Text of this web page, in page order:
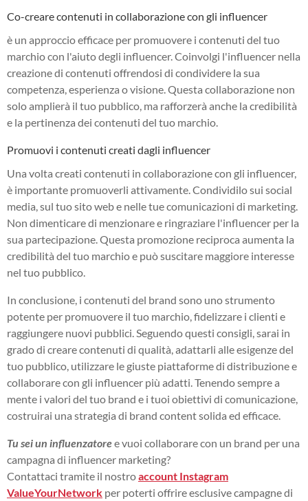
Co-creare contenuti in collaborazione con gli influencer
è un approccio efficace per promuovere i contenuti del tuo
marchio con l'aiuto degli influencer. Coinvolgi l'influencer nella
creazione di contenuti offrendosi di condividere la sua
competenza, esperienza o visione. Questa collaborazione non
solo amplierà il tuo pubblico, ma rafforzerà anche la credibilità
e la pertinenza dei contenuti del tuo marchio.
Promuovi i contenuti creati dagli influencer
Una volta creati contenuti in collaborazione con gli influencer,
è importante promuoverli attivamente. Condividilo sui social
media, sul tuo sito web e nelle tue comunicazioni di marketing.
Non dimenticare di menzionare e ringraziare l'influencer per la
sua partecipazione. Questa promozione reciproca aumenta la
credibilità del tuo marchio e può suscitare maggiore interesse
nel tuo pubblico.
In conclusione, i contenuti del brand sono uno strumento
potente per promuovere il tuo marchio, fidelizzare i clienti e
raggiungere nuovi pubblici. Seguendo questi consigli, sarai in
grado di creare contenuti di qualità, adattarli alle esigenze del
tuo pubblico, utilizzare le giuste piattaforme di distribuzione e
collaborare con gli influencer più adatti. Tenendo sempre a
mente i valori del tuo brand e i tuoi obiettivi di comunicazione,
costruirai una strategia di brand content solida ed efficace.
Tu sei un influenzatoree vuoi collaborare con un brand per una
campagna di influencer marketing?
Contattaci tramite il nostroaccount Instagram
ValueYourNetwork per poterti offrire esclusive campagne di